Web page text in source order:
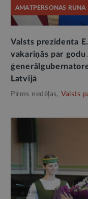
AMATPERSONAS RUNA
Valsts prezidenta
vakariņās par
Latvijā
Pirms nedēļas, Valsts